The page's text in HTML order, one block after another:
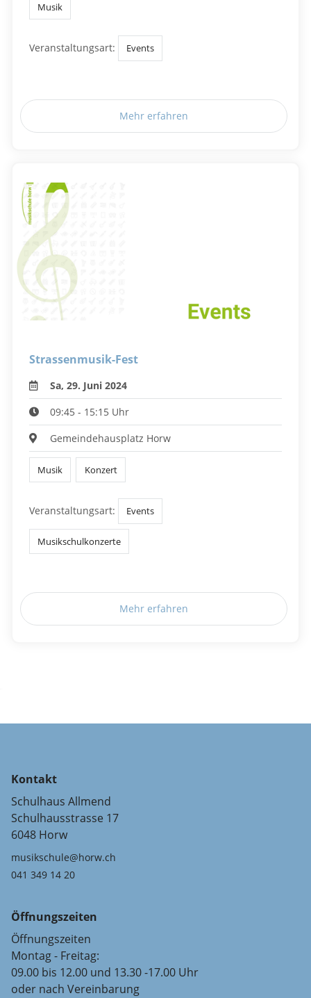
Musik
Veranstaltungsart: Events
Mehr erfahren
Strassenmusik-Fest
Sa, 29. Juni 2024
09:45 - 15:15 Uhr
Gemeindehausplatz Horw
Musik Konzert
Veranstaltungsart: Events
Musikschulkonzerte
Mehr erfahren
Kontakt
Schulhaus Allmend
Schulhausstrasse 17
6048 Horw
musikschule@horw.ch
041 349 14 20
Öffnungszeiten
Öffnungszeiten
Montag - Freitag:
09.00 bis 12.00 und 13.30 -17.00 Uhr
oder nach Vereinbarung